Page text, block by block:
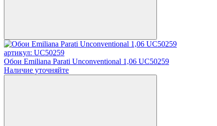
артикул: UC50259
Обои Emiliana Parati Unconventional 1,06 UC50259
Наличие уточняйте